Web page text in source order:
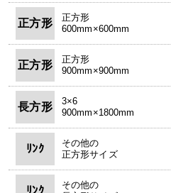
正方形
正方形
600mm×600mm
正方形
正方形
900mm×900mm
長方形
3×6
900mm×1800mm
ﾘﾝｸ
その他の
正方形サイズ
ﾘﾝｸ
その他の